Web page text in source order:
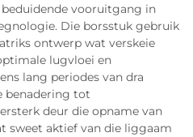
vooruitgang in
Die borsstuk gebruik
ontwerp wat verskeie
lugvloei en
lang periodes van dra
benadering tot
deur die opname van
sweet aktief van die liggaam